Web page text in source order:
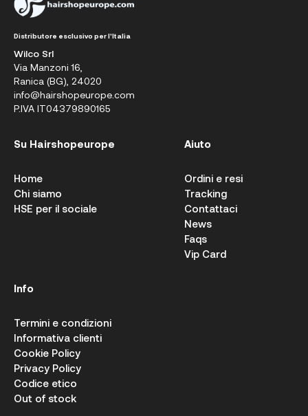
Distributore esclusivo per l'Italia
Wilco Srl
Via Manzoni 16,
Ranica (BG), 24020
info@hairshopeurope.com
P.IVA IT04379890165
Su Hairshopeurope
Home
Chi siamo
HSE per il sociale
Aiuto
Ordini e resi
Tracking
Contattaci
News
Faqs
Vip Card
Info
Termini e condizioni
Informativa clienti
Cookie Policy
Privacy Policy
Codice etico
Out of stock